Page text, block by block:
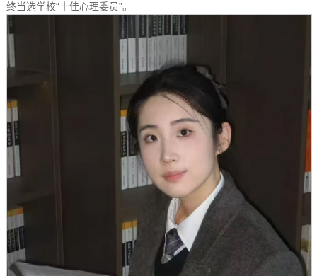
终当选学校“十佳心理委员”。